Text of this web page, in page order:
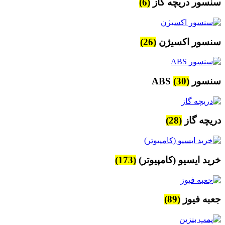
سنسور دریچه گاز (6)
سنسور اکسیژن (26)
سنسور ABS (30)
دریچه گاز (28)
خرید ایسیو (کامپیوتر) (173)
جعبه فیوز (89)